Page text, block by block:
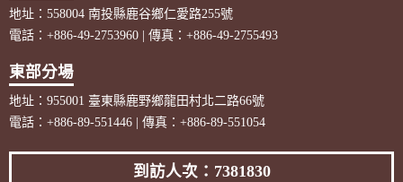
地址：558004 南投縣鹿谷鄉仁愛路255號
電話：+886-49-2753960 | 傳真：+886-49-2755493
東部分場
地址：955001 臺東縣鹿野鄉龍田村北二路66號
電話：+886-89-551446 | 傳真：+886-89-551054
到訪人次：7381830